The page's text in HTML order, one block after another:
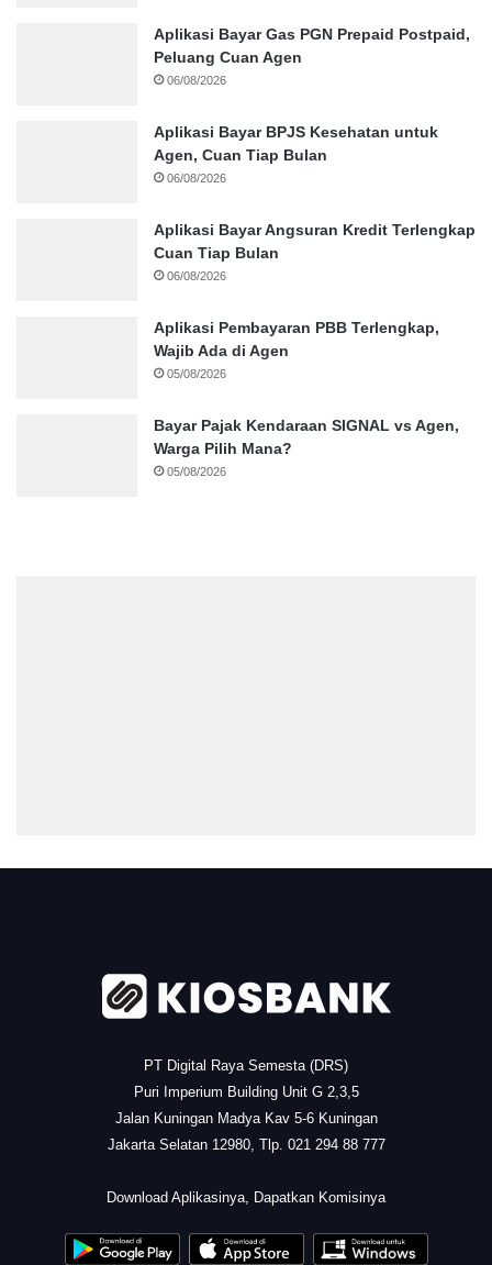
Aplikasi Bayar Gas PGN Prepaid Postpaid,
Peluang Cuan Agen
06/08/2026
Aplikasi Bayar BPJS Kesehatan untuk
Agen, Cuan Tiap Bulan
06/08/2026
Aplikasi Bayar Angsuran Kredit Terlengkap
Cuan Tiap Bulan
06/08/2026
Aplikasi Pembayaran PBB Terlengkap,
Wajib Ada di Agen
05/08/2026
Bayar Pajak Kendaraan SIGNAL vs Agen,
Warga Pilih Mana?
05/08/2026
PT Digital Raya Semesta (DRS)
Puri Imperium Building Unit G 2,3,5
Jalan Kuningan Madya Kav 5-6 Kuningan
Jakarta Selatan 12980, Tlp. 021 294 88 777
Download Aplikasinya, Dapatkan Komisinya